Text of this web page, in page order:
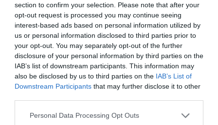
section to confirm your selection. Please note that after your
opt-out request is processed you may continue seeing
interest-based ads based on personal information utilized by
us or personal information disclosed to third parties prior to
your opt-out. You may separately opt-out of the further
disclosure of your personal information by third parties on the
IAB’s list of downstream participants. This information may
also be disclosed by us to third parties on the IAB’s List of
Downstream Participants that may further disclose it to other
Personal Data Processing Opt Outs
delar jag med mig av tusentals olika recept för alla
smaker - noviser som hemmakockar. Alla recept
har jag provlagat, skrivit och fotat så att du ska
kunna laga dem med bästa resultat hemma. Läs mer
om mig.
Tillbehör och liknande: